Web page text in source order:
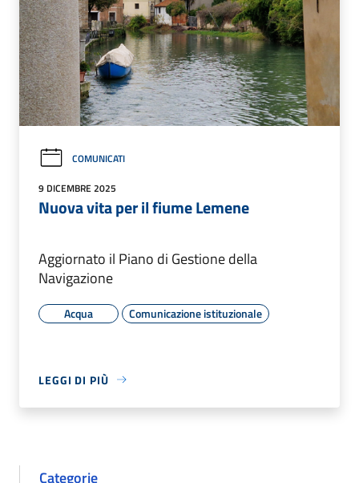
COMUNICATI
9 DICEMBRE 2025
Nuova vita per il fiume Lemene
Aggiornato il Piano di Gestione della
Navigazione
Acqua Comunicazione istituzionale
LEGGI DI PIÙ
Categorie